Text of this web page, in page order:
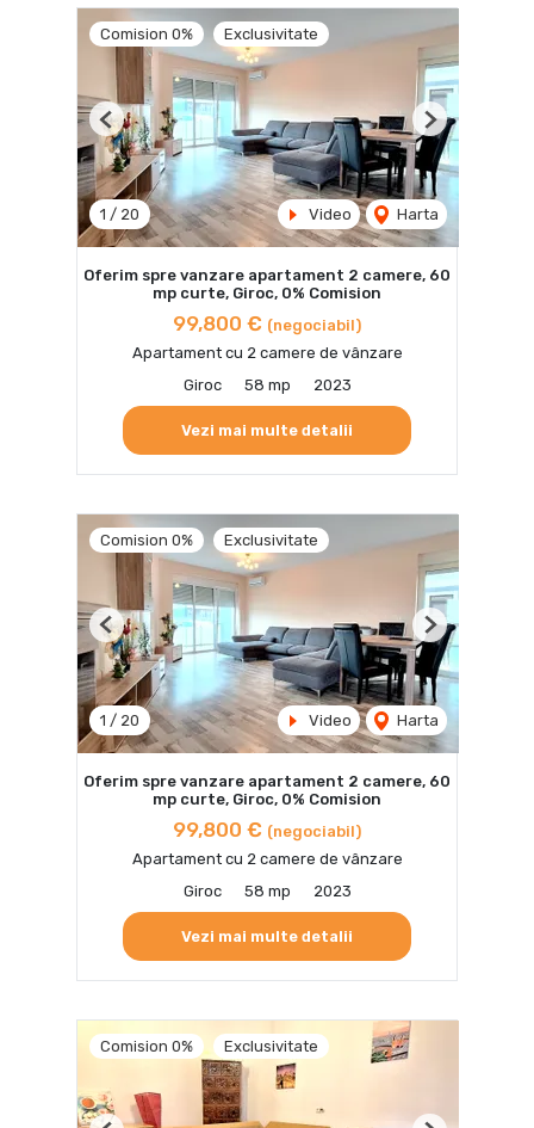
Comision 0% Exclusivitate
1 / 20 Video Harta
Previous Next
Oferim spre vanzare apartament 2 camere, 60
mp curte, Giroc, 0% Comision
99,800 € (negociabil)
Apartament cu 2 camere de vânzare
Giroc
58 mp 2023
Vezi mai multe detalii
Comision 0% Exclusivitate
1 / 20 Video Harta
Previous Next
Oferim spre vanzare apartament 2 camere, 60
mp curte, Giroc, 0% Comision
99,800 € (negociabil)
Apartament cu 2 camere de vânzare
Giroc
58 mp 2023
Vezi mai multe detalii
Comision 0% Exclusivitate